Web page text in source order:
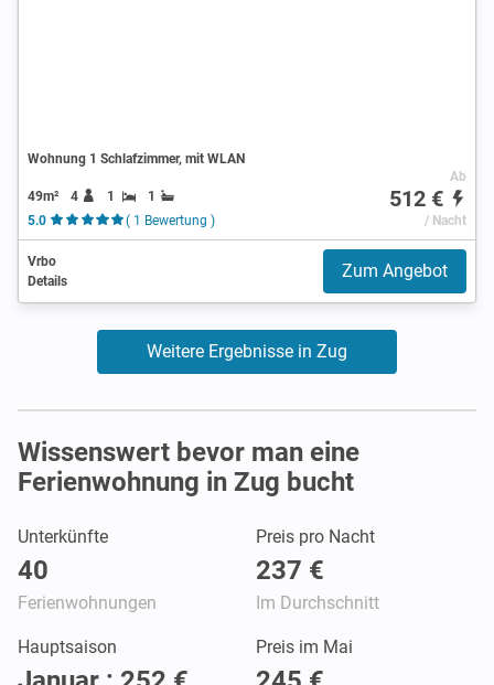
Wohnung 1 Schlafzimmer, mit WLAN
49m² 4 1
1
5.0
( 1 Bewertung )
Ab
512 €
/ Nacht
Vrbo
Details
Zum Angebot
Weitere Ergebnisse in Zug
Wissenswert bevor man eine
Ferienwohnung in Zug bucht
Unterkünfte
40
Ferienwohnungen
Preis pro Nacht
237 €
Im Durchschnitt
Hauptsaison Preis im Mai